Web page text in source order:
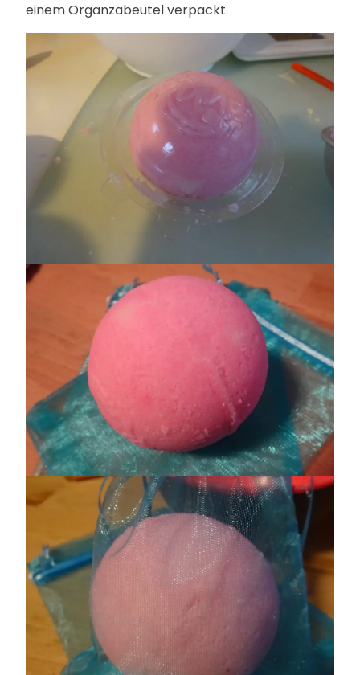
einem Organzabeutel verpackt.